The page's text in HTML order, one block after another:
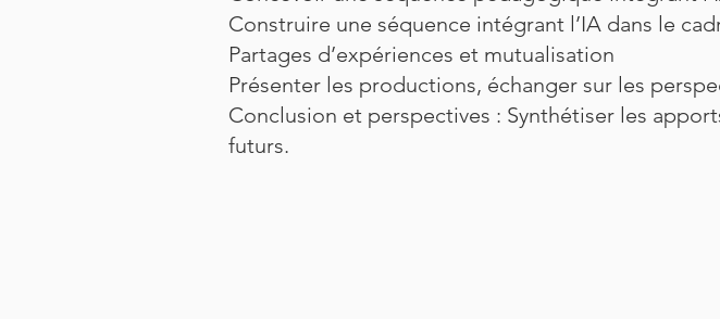
Construire une séquence intégrant l’IA dans le
Partages d’expériences et mutualisation
Présenter les productions, échanger sur les
Conclusion et perspectives : Synthétiser les
futurs.